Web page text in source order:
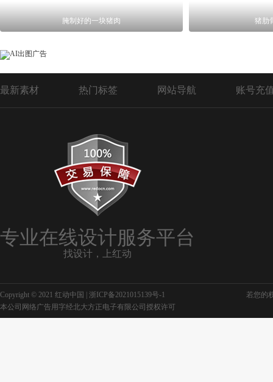
腌制好的一块猪肉 猪肋
最新素材 热门标签 网站导航 账号充
专业在线设计服务平台
找设计，上红动
Copyright © 2021 红动中国 | 浙ICP备2021015139号-1
若您的
本公司网络广告用字经北大方正电子有限公司授权许可